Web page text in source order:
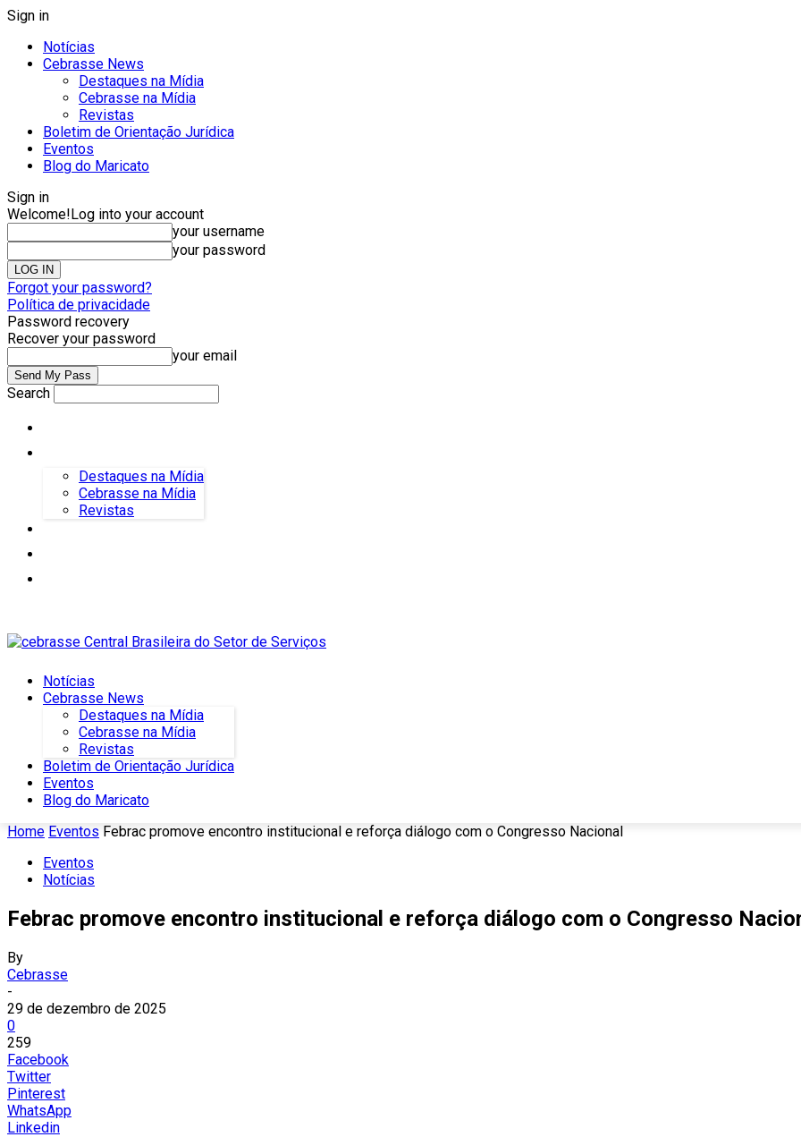
Sign in
Notícias
Cebrasse News
Destaques na Mídia
Cebrasse na Mídia
Revistas
Boletim de Orientação Jurídica
Eventos
Blog do Maricato
Sign in
Welcome!Log into your account
your username
your password
Forgot your password?
Política de privacidade
Password recovery
Recover your password
your email
Search
Destaques na Mídia
Cebrasse na Mídia
Revistas
Notícias
Cebrasse News
Destaques na Mídia
Cebrasse na Mídia
Revistas
Boletim de Orientação Jurídica
Eventos
Blog do Maricato
Home Eventos Febrac promove encontro institucional e reforça diálogo com o Congresso Nacional
Eventos
Notícias
Febrac promove encontro institucional e reforça diálogo com o Congresso
By
Cebrasse
-
29 de dezembro de 2025
0
259
Facebook
Twitter
Pinterest
WhatsApp
Linkedin